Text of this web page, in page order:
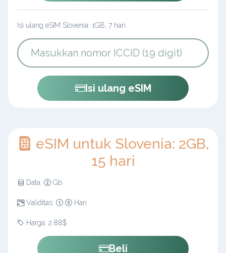
Isi ulang eSIM Slovenia: 1GB, 7 hari
Isi ulang eSIM
eSIM untuk Slovenia: 2GB,
15 hari
Data: Gb
Validitas: Hari
Harga: 2.88$
Beli